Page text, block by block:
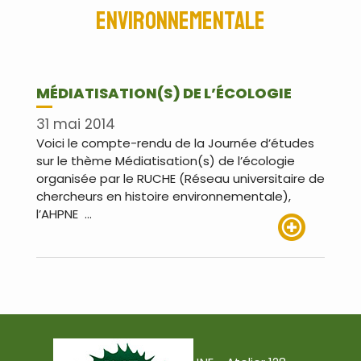
environnementale
MÉDIATISATION(S) DE L’ÉCOLOGIE
31 mai 2014
Voici le compte-rendu de la Journée d’études
sur le thème Médiatisation(s) de l’écologie
organisée par le RUCHE (Réseau universitaire de
chercheurs en histoire environnementale),
l’AHPNE …